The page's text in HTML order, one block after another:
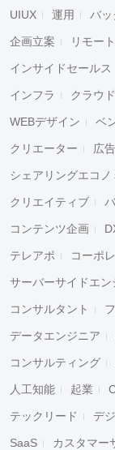
UIUX 運用 バッ
企画立案 リモー
インサイドセールス
インフラ クラウド
WEBデザイン ベ
クリエーター 広告
シェアリングエコノ
クリエイティブ
コンテンツ企画
テレアポ コーポ
サーバーサイドエン
コンサルタント
データエンジニア
コンサルティング
人工知能 起業
テックリード デ
SaaS カスタマー